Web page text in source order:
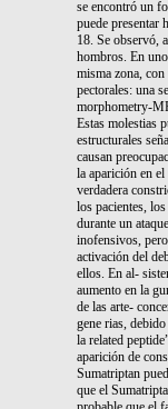
se encontró un
puede presentar
18. Se observó,
hombros. En
misma zona, con
pectorales: una
morphometry-
Estas molestias
estructurales
causan
la aparición en el
verdadera
los pacientes,
durante un
inofensivos,
activación del
ellos. En al-
aumento en la
de las arte-
gene rias,
la related
aparición de
Sumatriptan
que el